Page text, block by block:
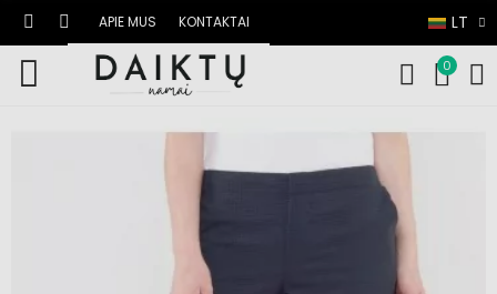
LT
APIE MUS KONTAKTAI
0